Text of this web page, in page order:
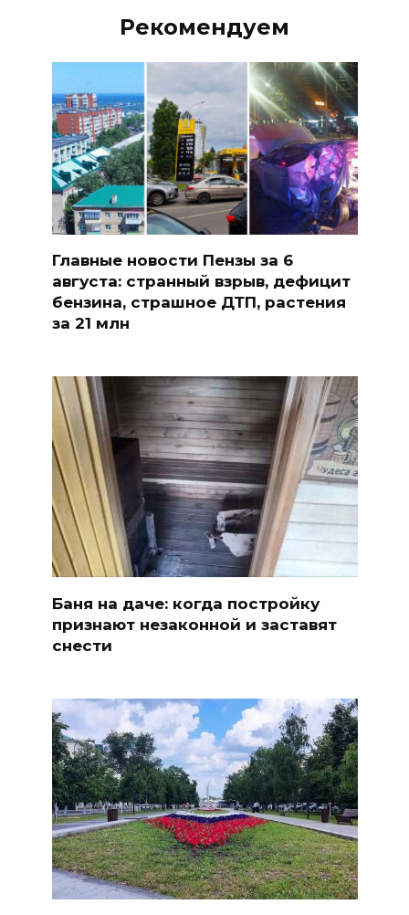
Рекомендуем
Главные новости Пензы за 6
августа: странный взрыв, дефицит
бензина, страшное ДТП, растения
за 21 млн
Баня на даче: когда постройку
признают незаконной и заставят
снести